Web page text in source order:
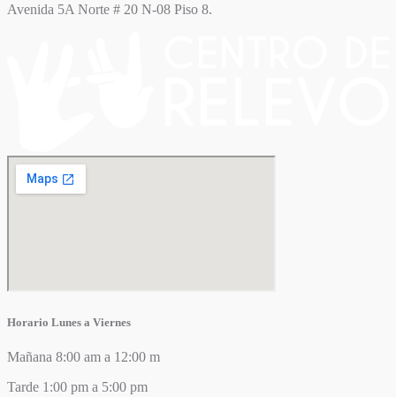
Avenida 5A Norte # 20 N-08 Piso 8.
Horario Lunes a Viernes
Mañana 8:00 am a 12:00 m
Tarde 1:00 pm a 5:00 pm